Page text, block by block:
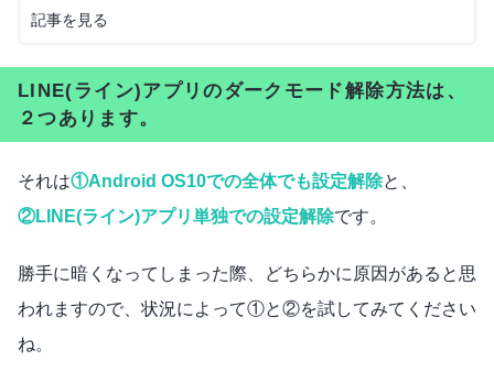
記事を見る
LINE(ライン)アプリのダークモード解除方法は、
２つあります。
それは①Android OS10での全体でも設定解除と、
②LINE(ライン)アプリ単独での設定解除です。
勝手に暗くなってしまった際、どちらかに原因があると思
われますので、状況によって①と②を試してみてください
ね。